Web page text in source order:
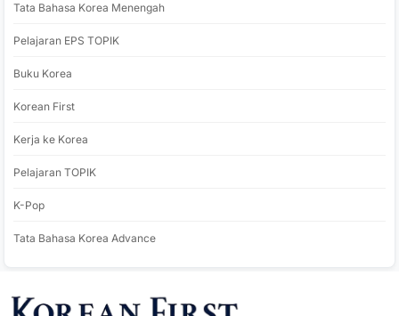
Tata Bahasa Korea Menengah
Pelajaran EPS TOPIK
Buku Korea
Korean First
Kerja ke Korea
Pelajaran TOPIK
K-Pop
Tata Bahasa Korea Advance